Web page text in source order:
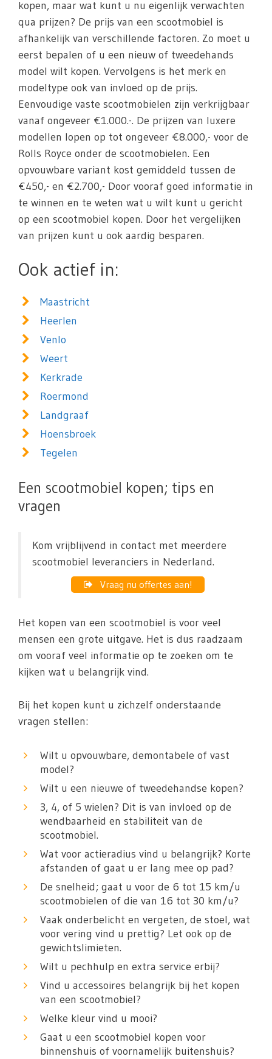
kopen, maar wat kunt u nu eigenlijk verwachten
qua prijzen? De prijs van een scootmobiel is
afhankelijk van verschillende factoren. Zo moet u
eerst bepalen of u een nieuw of tweedehands
model wilt kopen. Vervolgens is het merk en
modeltype ook van invloed op de prijs.
Eenvoudige vaste scootmobielen zijn verkrijgbaar
vanaf ongeveer €1.000.-. De prijzen van luxere
modellen lopen op tot ongeveer €8.000,- voor de
Rolls Royce onder de scootmobielen. Een
opvouwbare variant kost gemiddeld tussen de
€450,- en €2.700,- Door vooraf goed informatie in
te winnen en te weten wat u wilt kunt u gericht
op een scootmobiel kopen. Door het vergelijken
van prijzen kunt u ook aardig besparen.
Ook actief in:
Maastricht
Heerlen
Venlo
Weert
Kerkrade
Roermond
Landgraaf
Hoensbroek
Tegelen
Een scootmobiel kopen; tips en
vragen
Kom vrijblijvend in contact met meerdere
scootmobiel leveranciers in Nederland.
Vraag nu offertes aan!
Het kopen van een scootmobiel is voor veel
mensen een grote uitgave. Het is dus raadzaam
om vooraf veel informatie op te zoeken om te
kijken wat u belangrijk vind.
Bij het kopen kunt u zichzelf onderstaande
vragen stellen:
Wilt u opvouwbare, demontabele of vast
model?
Wilt u een nieuwe of tweedehandse kopen?
3, 4, of 5 wielen? Dit is van invloed op de
wendbaarheid en stabiliteit van de
scootmobiel.
Wat voor actieradius vind u belangrijk? Korte
afstanden of gaat u er lang mee op pad?
De snelheid; gaat u voor de 6 tot 15 km/u
scootmobielen of die van 16 tot 30 km/u?
Vaak onderbelicht en vergeten, de stoel, wat
voor vering vind u prettig? Let ook op de
gewichtslimieten.
Wilt u pechhulp en extra service erbij?
Vind u accessoires belangrijk bij het kopen
van een scootmobiel?
Welke kleur vind u mooi?
Gaat u een scootmobiel kopen voor
binnenshuis of voornamelijk buitenshuis?